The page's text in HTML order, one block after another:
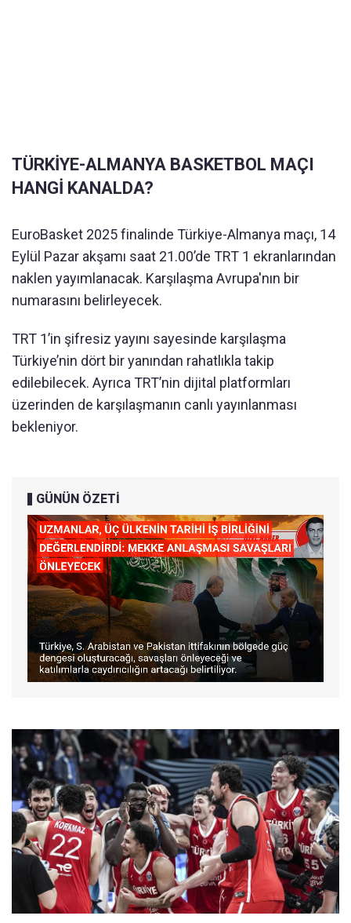
TÜRKİYE-ALMANYA BASKETBOL MAÇI
HANGİ KANALDA?
EuroBasket 2025 finalinde Türkiye-Almanya maçı, 14
Eylül Pazar akşamı saat 21.00’de TRT 1 ekranlarından
naklen yayımlanacak. Karşılaşma Avrupa'nın bir
numarasını belirleyecek.
TRT 1’in şifresiz yayını sayesinde karşılaşma
Türkiye’nin dört bir yanından rahatlıkla takip
edilebilecek. Ayrıca TRT’nin dijital platformları
üzerinden de karşılaşmanın canlı yayınlanması
bekleniyor.
GÜNÜN ÖZETİ